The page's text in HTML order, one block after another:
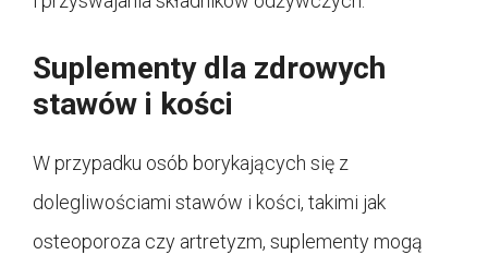
Suplementy dla zdrowych
stawów i kości
W przypadku osób borykających się z
dolegliwościami stawów i kości, takimi jak
osteoporoza czy artretyzm, suplementy mogą